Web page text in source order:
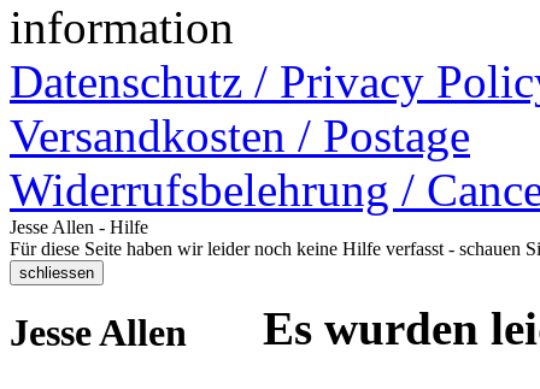
information
Datenschutz / Privacy
Versandkosten / Postage
Widerrufsbelehrung /
Jesse Allen - Hilfe
Für diese Seite haben wir leider noch keine Hilfe verfasst - schauen
Jesse Allen Es wurden